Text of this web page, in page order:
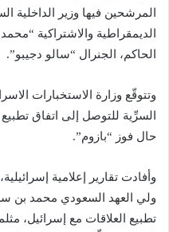
المرشحين فيها وزير
الديمقراطية والاشتراكية
الحاكم، الجنرال “سالو دجيبو”.
وتتوقّع وزارة الاستخبارات
السرِّية للتوصل إلى اتفاق
حال فوز “بازوم”.
وأفادت تقارير إعلامية
ولي العهد السعودي محمد بن
تطبيع العلاقات مع إسرائيل،